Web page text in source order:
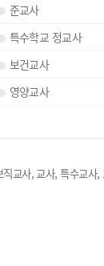
준교사
특수학교 정교사
보건교사
영양교사
교사, 교사, 특수교사